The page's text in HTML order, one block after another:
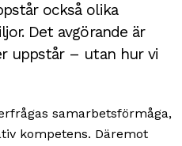
också olika
Det avgörande är
uppstår – utan hur vi
samarbetsförmåga,
kompetens. Däremot